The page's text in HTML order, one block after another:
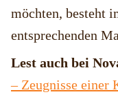
möchten, besteht
entsprechenden
Lest auch bei
– Zeugnisse einer